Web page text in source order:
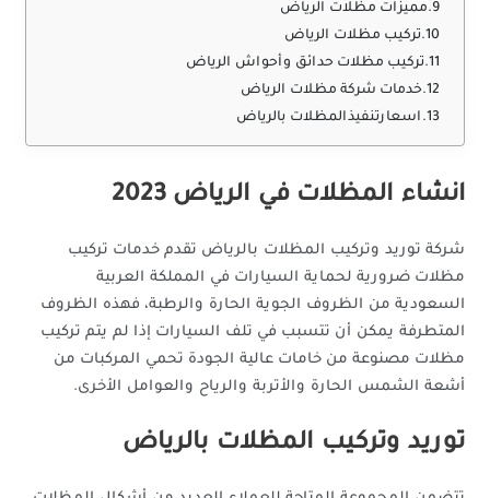
مميزات مظلات الرياض
تركيب مظلات الرياض
تركيب مظلات حدائق وأحواش الرياض
خدمات شركة مظلات الرياض
اسعارتنفيذالمظلات بالرياض
انشاء المظلات في الرياض 2023
شركة توريد وتركيب المظلات بالرياض تقدم خدمات تركيب
مظلات ضرورية لحماية السيارات في المملكة العربية
السعودية من الظروف الجوية الحارة والرطبة، فهذه الظروف
المتطرفة يمكن أن تتسبب في تلف السيارات إذا لم يتم تركيب
مظلات مصنوعة من خامات عالية الجودة تحمي المركبات من
أشعة الشمس الحارة والأتربة والرياح والعوامل الأخرى.
توريد وتركيب المظلات بالرياض